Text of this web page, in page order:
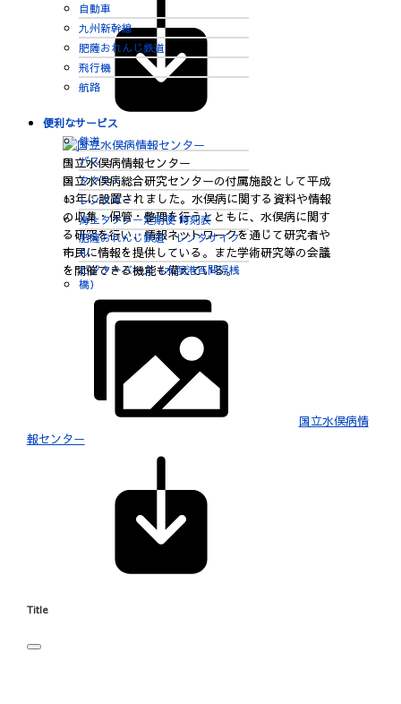
自動車
九州新幹線
肥薩おれんじ鉄道
飛行機
航路
便利なサービス
鉄道
バス
タクシー
レンタカー
海上タクシー定期便 時刻表
肥薩おれんじ鉄道 レンタサイク
ル
ビジターバース（水俣港百間浮桟
橋）
国立水俣病情報センター
国立水俣病総合研究センターの付属施設として平成
13年に設置されました。水俣病に関する資料や情報
の収集・保管・整理を行うとともに、水俣病に関す
る研究を行い、情報ネットワークを通じて研究者や
市民に情報を提供している。また学術研究等の会議
を開催できる機能も備えている。
国立水俣病情
報センター
Title